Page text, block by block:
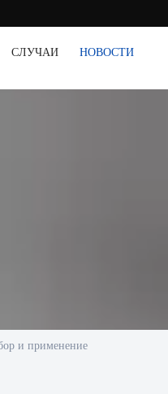
СЛУЧАИ
НОВОСТИ
и применение